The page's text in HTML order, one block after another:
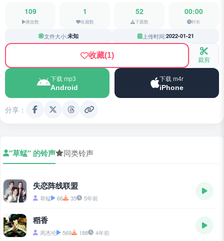
109
播放数
1
收藏数
52
下载数
00:00
时长
文件大小:未知 上传时间:2022-01-21
收藏(1) 裁剪
下载 mp3
Android
下载 m4r
iPhone
分享：
"草蜢" 的铃声 同类铃声
失恋阵线联盟
草蜢 66 35 5年前
稻香
周杰伦 569 188 4年前